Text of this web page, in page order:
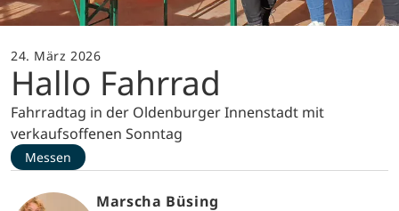
24. März 2026
Hallo Fahrrad
Fahrradtag in der Oldenburger Innenstadt mit
verkaufsoffenen Sonntag
Messen
Marscha Büsing